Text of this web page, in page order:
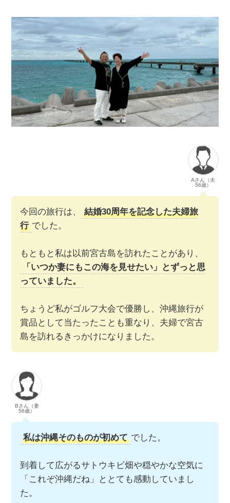
Aさん（夫
56歳）
今回の旅行は、
結婚30周年を記念した夫婦旅
行 でした。
もともと私は以前宮古島を訪れたことがあり、
「いつか妻にもこの海を見せたい」とずっと思
っていました。
ちょうど私がゴルフ大会で優勝し、沖縄旅行が
賞品として当たったことも重なり、夫婦で宮古
島を訪れるきっかけになりました。
Bさん（妻
56歳）
私は沖縄そのものが初めて でした。
到着して広がるサトウキビ畑や穏やかな空気に
「これぞ沖縄だね」ととても感動していまし
た。